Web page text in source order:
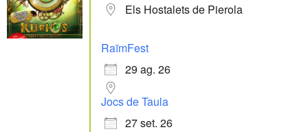
Els Hostalets de Pierola
RaïmFest
29 ag. 26
Jocs de Taula
27 set. 26